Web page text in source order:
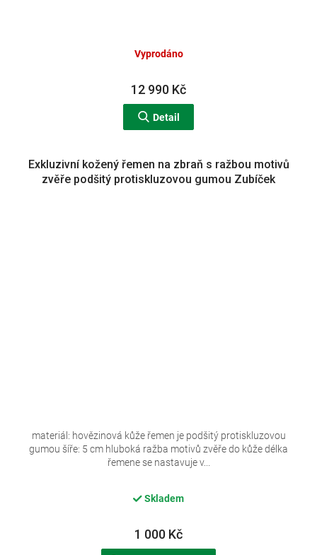
Vyprodáno
12 990 Kč
Detail
Exkluzivní kožený řemen na zbraň s ražbou motivů
zvěře podšitý protiskluzovou gumou Zubíček
Skladem
1 000 Kč
materiál: hovězinová kůže řemen je podšitý protiskluzovou
gumou šíře: 5 cm hluboká ražba motivů zvěře do kůže délka
řemene se nastavuje v...